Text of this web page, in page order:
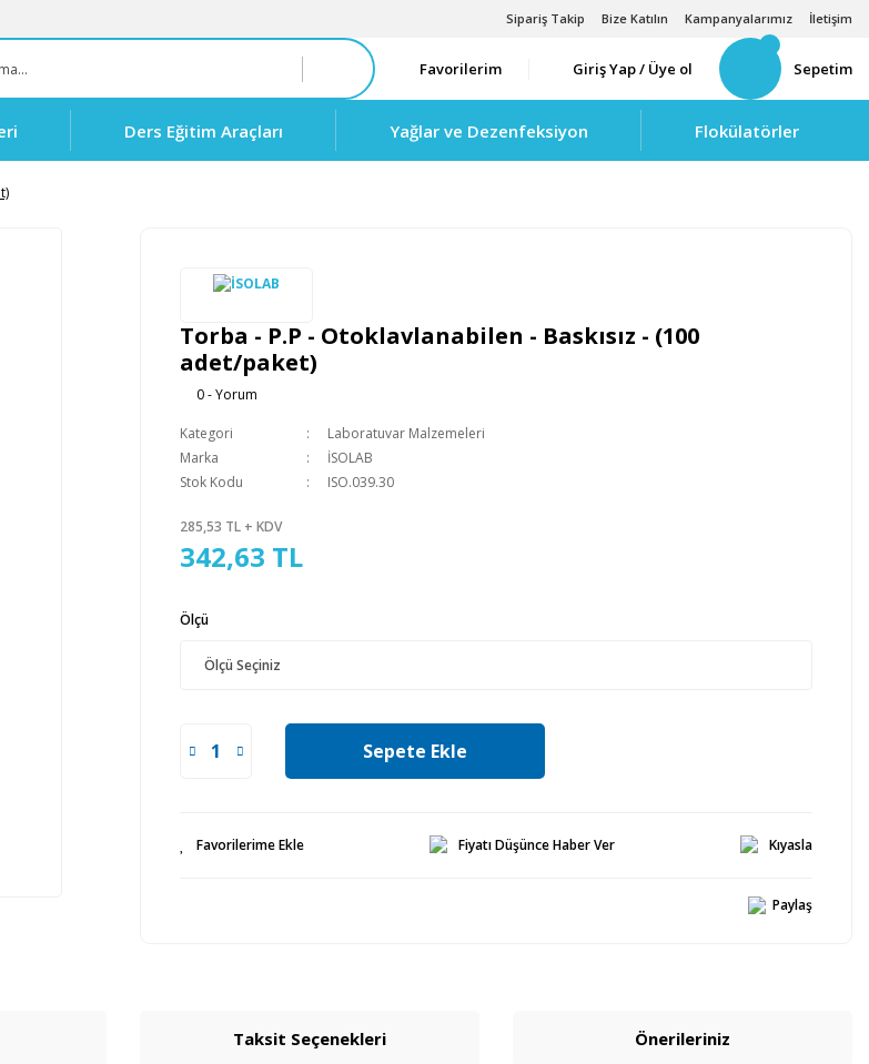
Sipariş Takip Bize Katılın Kampanyalarımız İletişim
Favorilerim Giriş Yap / Üye ol Sepetim
Ders Eğitim Araçları Yağlar ve Dezenfeksiyon Flokülatörler
Torba - P.P - Otoklavlanabilen - Baskısız - (100
adet/paket)
0 - Yorum
Kategori
Laboratuvar Malzemeleri
Marka
İSOLAB
Stok Kodu
ISO.039.30
285,53 TL + KDV
342,63 TL
Ölçü
Sepete Ekle
Fiyatı Düşünce Haber Ver Kıyasla
Paylaş
Taksit Seçenekleri Önerileriniz